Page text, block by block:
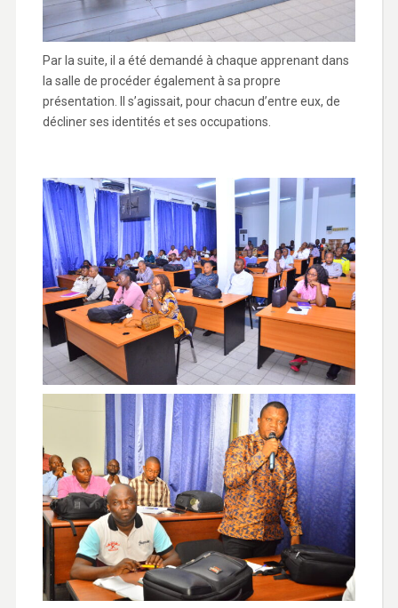
Par la suite, il a été demandé à chaque apprenant dans
la salle de procéder également à sa propre
présentation. Il s’agissait, pour chacun d’entre eux, de
décliner ses identités et ses occupations.